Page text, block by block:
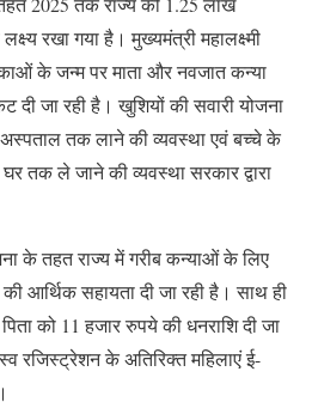
रखा गया है। मुख्यमंत्री महालक्ष्मी
के जन्म पर माता और नवजात कन्या
दी जा रही है। खुशियों की सवारी योजना
अस्पताल तक लाने की व्यवस्था एवं बच्चे के
तक ले जाने की व्यवस्था सरकार द्वारा
के तहत राज्य में गरीब कन्याओं के लिए
आर्थिक सहायता दी जा रही है। साथ ही
को 11 हजार रुपये की धनराशि दी जा
रजिस्ट्रेशन के अतिरिक्त महिलाएं ई-